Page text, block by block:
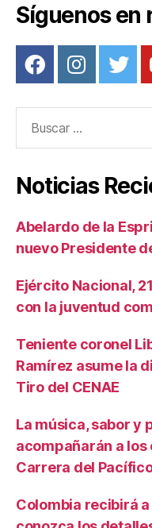
Síguenos en
Noticias
Abelardo de la
nuevo Presidente
Ejército Nacional,
con la juventud
Teniente coronel
Ramírez asume la
Tiro del CENAE
La música, sabor y
acompañarán a
Carrera del
Colombia recibirá